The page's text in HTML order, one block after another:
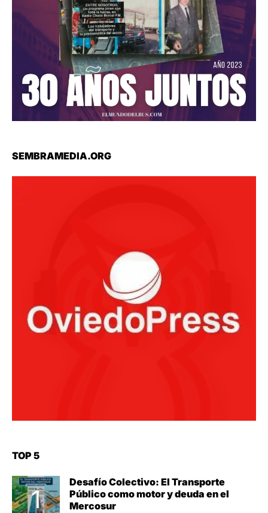
SEMBRAMEDIA.ORG
TOP 5
Desafío Colectivo: El Transporte
Público como motor y deuda en el
Mercosur